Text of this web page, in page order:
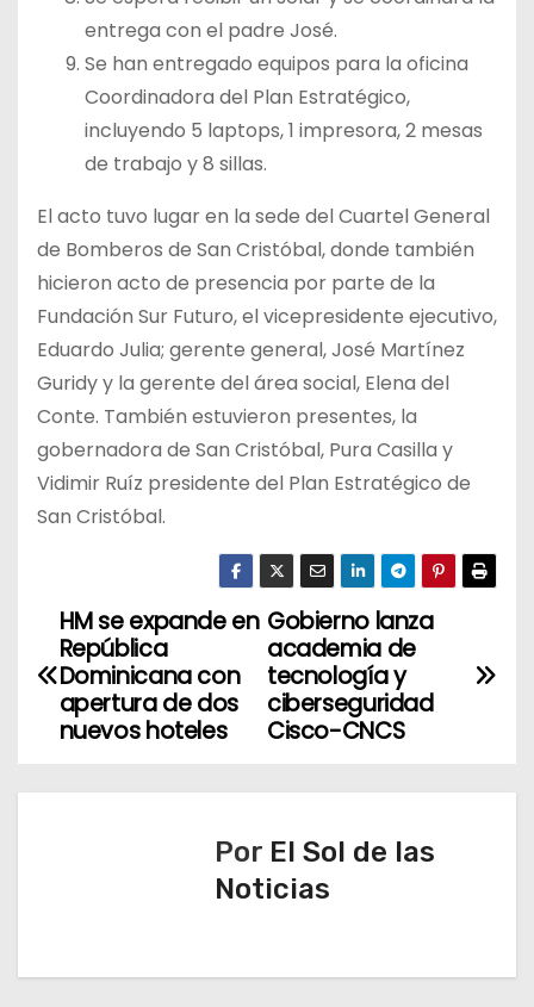
entrega con el padre José.
Se han entregado equipos para la oficina
Coordinadora del Plan Estratégico,
incluyendo 5 laptops, 1 impresora, 2 mesas
de trabajo y 8 sillas.
El acto tuvo lugar en la sede del Cuartel General
de Bomberos de San Cristóbal, donde también
hicieron acto de presencia por parte de la
Fundación Sur Futuro, el vicepresidente ejecutivo,
Eduardo Julia; gerente general, José Martínez
Guridy y la gerente del área social, Elena del
Conte. También estuvieron presentes, la
gobernadora de San Cristóbal, Pura Casilla y
Vidimir Ruíz presidente del Plan Estratégico de
San Cristóbal.
N
a
e
i
Gobierno lanza
academia de
tecnología y
ciberseguridad
Cisco-CNCS
HM se expande en
República
Dominicana con
apertura de dos
nuevos hoteles
Por El Sol de las
Noticias